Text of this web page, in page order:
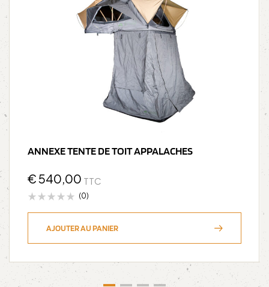
ANNEXE TENTE DE TOIT APPALACHES
€540,00 TTC
(0)
AJOUTER AU PANIER